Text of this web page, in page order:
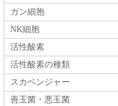
ガン細胞
NK細胞
活性酸素
活性酸素の種類
スカベンジャー
善玉菌・悪玉菌